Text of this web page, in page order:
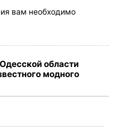
вам необходимо
области
модного